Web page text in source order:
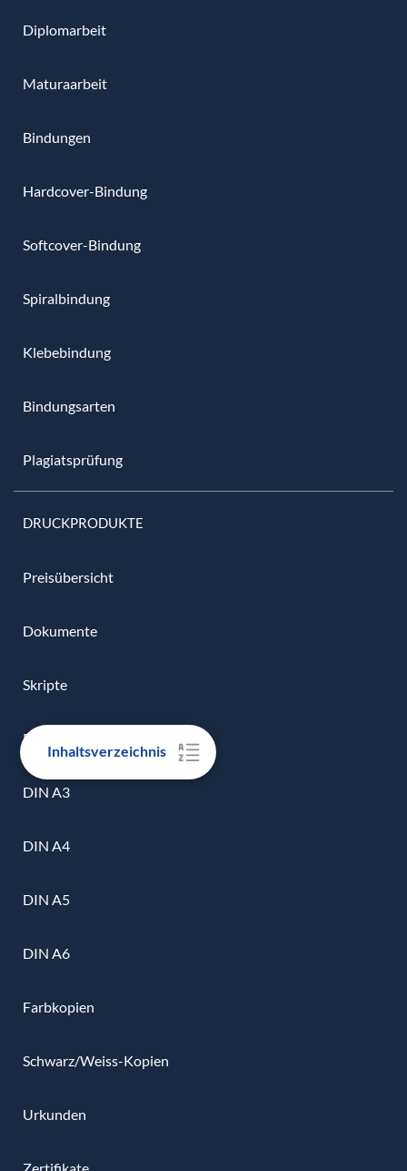
Inhaltsverzeichnis
Diplomarbeit
Maturaarbeit
Bindungen
Hardcover-Bindung
Softcover-Bindung
Spiralbindung
Klebebindung
Bindungsarten
Plagiatsprüfung
DRUCKPRODUKTE
Preisübersicht
Dokumente
Skripte
PDF
DIN A3
DIN A4
DIN A5
DIN A6
Farbkopien
Schwarz/Weiss-Kopien
Urkunden
Zertifikate